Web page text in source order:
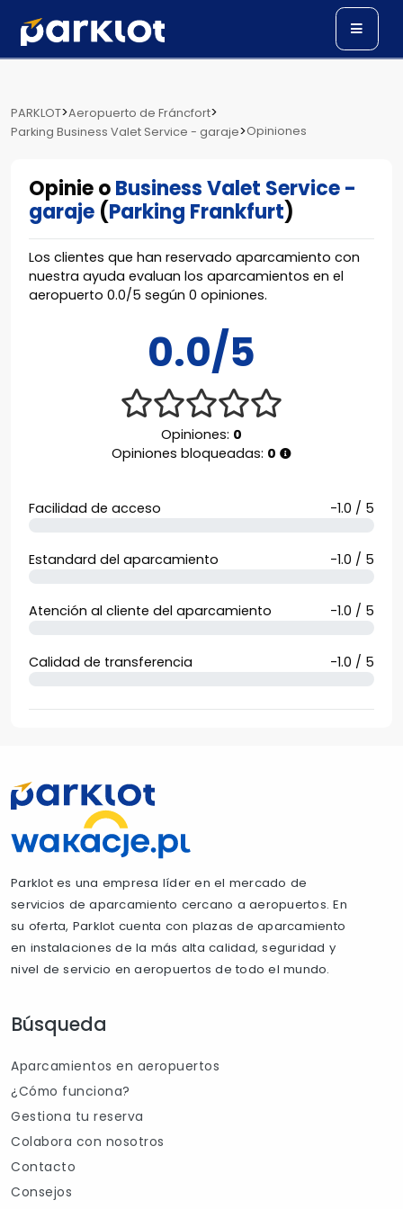
PARKLOT>Aeropuerto de Fráncfort>
Parking Business Valet Service - garaje>Opiniones
Opinie oBusiness Valet Service -
garaje (Parking Frankfurt)
Los clientes que han reservado aparcamiento con
nuestra ayuda evaluan los aparcamientos en el
aeropuerto 0.0/5 según 0 opiniones.
0.0/5
Opiniones: 0
Opiniones bloqueadas: 0
Facilidad de acceso -1.0 / 5
Estandard del aparcamiento -1.0 / 5
Atención al cliente del aparcamiento -1.0 / 5
Calidad de transferencia -1.0 / 5
Parklot es una empresa líder en el mercado de
servicios de aparcamiento cercano a aeropuertos. En
su oferta, Parklot cuenta con plazas de aparcamiento
en instalaciones de la más alta calidad, seguridad y
nivel de servicio en aeropuertos de todo el mundo.
Búsqueda
Aparcamientos en aeropuertos
¿Cómo funciona?
Gestiona tu reserva
Colabora con nosotros
Contacto
Consejos